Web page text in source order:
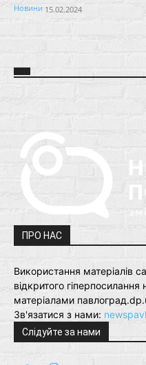
Новини 15.02.2024
ПРО НАС
Використання матеріалів
відкритого
матеріалами
Зв'язатися з нами:
Слідуйте за нами